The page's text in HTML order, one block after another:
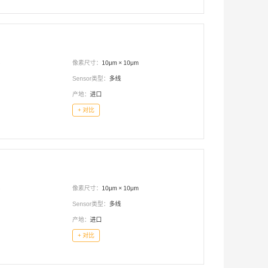
像素尺寸： 10μm × 10μm
Sensor类型： 多线
产地： 进口
+ 对比
像素尺寸： 10μm × 10μm
Sensor类型： 多线
产地： 进口
+ 对比